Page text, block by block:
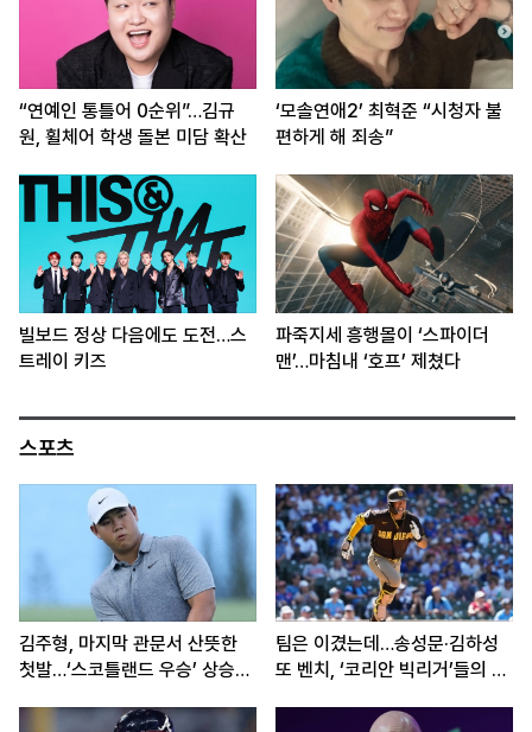
“연예인 통틀어 0순위”…김규
원, 휠체어 학생 돌본 미담 확산
‘모솔연애2’ 최혁준 “시청자 불
편하게 해 죄송”
빌보드 정상 다음에도 도전…스
트레이 키즈
파죽지세 흥행몰이 ‘스파이더
맨’…마침내 ‘호프’ 제쳤다
스포츠
김주형, 마지막 관문서 산뜻한
첫발…‘스코틀랜드 우승’ 상승세
팀은 이겼는데…송성문·김하성
또 벤치, ‘코리안 빅리거’들의 고